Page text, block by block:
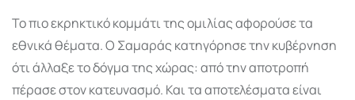
Το πιο εκρηκτικό κομμάτι της ομιλίας αφορούσε τα
εθνικά θέματα. Ο Σαμαράς κατηγόρησε την κυβέρνηση
ότι άλλαξε το δόγμα της χώρας: από την αποτροπή
πέρασε στον κατευνασμό. Και τα αποτελέσματα είναι